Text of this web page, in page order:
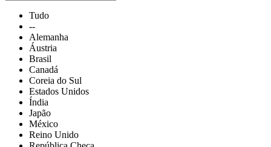
Tudo
--
Alemanha
Áustria
Brasil
Canadá
Coreia do Sul
Estados Unidos
Índia
Japão
México
Reino Unido